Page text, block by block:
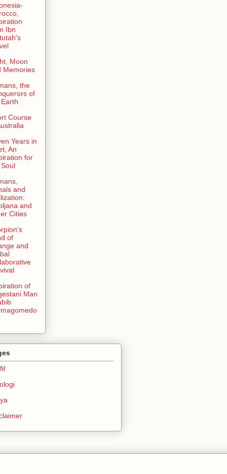
Ibn
Moon
Memories
the
of
Course
Years in
An
for
and
and
Cities
of
and
of
Man